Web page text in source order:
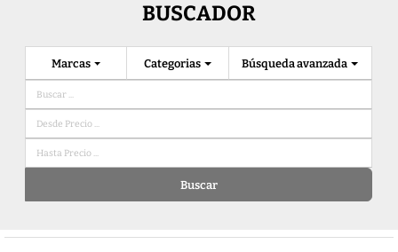
BUSCADOR
Categorias
Marcas Búsqueda avanzada
Buscar